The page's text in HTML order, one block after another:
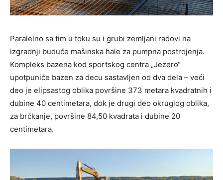
Paralelno sa tim u toku su i grubi zemljani radovi na
izgradnji buduće mašinska hale za pumpna postrojenja.
Kompleks bazena kod sportskog centra „Jezero“
upotpuniće bazen za decu sastavljen od dva dela – veći
deo je elipsastog oblika površine 373 metara kvadratnih i
dubine 40 centimetara, dok je drugi deo okruglog oblika,
za brčkanje, površine 84,50 kvadrata i dubine 20
centimetara.